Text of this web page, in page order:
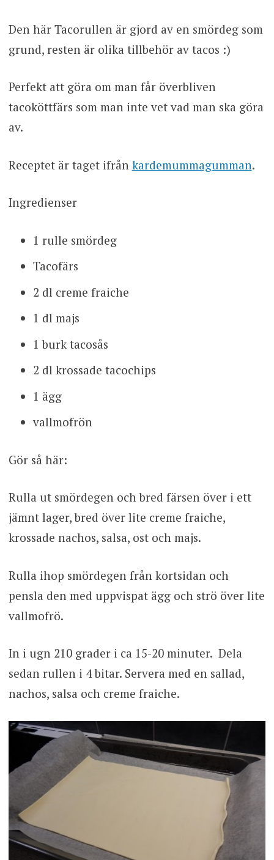
Den här Tacorullen är gjord av en smördeg som
grund, resten är olika tillbehör av tacos :)
Perfekt att göra om man får överbliven
tacoköttfärs som man inte vet vad man ska göra
av.
Receptet är taget ifrån kardemummagumman.
Ingredienser
1 rulle smördeg
Tacofärs
2 dl creme fraiche
1 dl majs
1 burk tacosås
2 dl krossade tacochips
1 ägg
vallmofrön
Gör så här:
Rulla ut smördegen och bred färsen över i ett
jämnt lager, bred över lite creme fraiche,
krossade nachos, salsa, ost och majs.
Rulla ihop smördegen från kortsidan och
pensla den med uppvispat ägg och strö över lite
vallmofrö.
In i ugn 210 grader i ca 15-20 minuter. Dela
sedan rullen i 4 bitar. Servera med en sallad,
nachos, salsa och creme fraiche.